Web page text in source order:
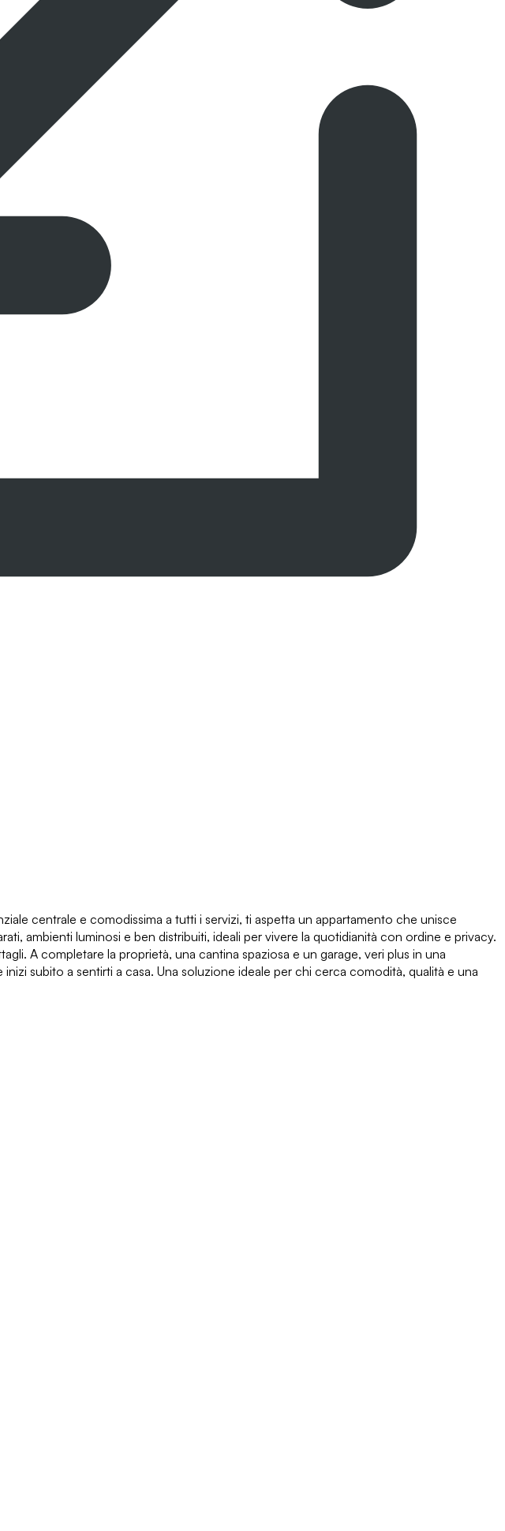
centrale e comodissima a tutti i servizi, ti aspetta un appartamento che unisce
ambienti luminosi e ben distribuiti, ideali per vivere la quotidianità con ordine e privacy.
A completare la proprietà, una cantina spaziosa e un garage, veri plus in una
subito a sentirti a casa. Una soluzione ideale per chi cerca comodità, qualità e una